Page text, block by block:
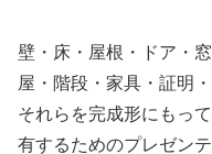
壁・床・屋根・ドア・
屋・階段・家具・証明
それらを完成形にもっ
有するためのプレゼン